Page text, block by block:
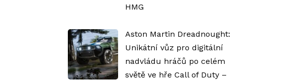
HMG
Aston Martin Dreadnought:
Unikátní vůz pro digitální
nadvládu hráčů po celém
světě ve hře Call of Duty –